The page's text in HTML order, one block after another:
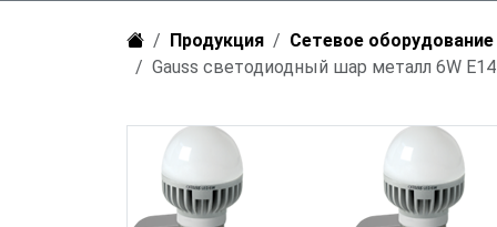
Продукция
Сетевое оборудование
Gauss светодиодный шар металл 6W